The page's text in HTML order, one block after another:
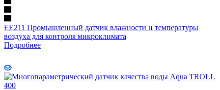
ЕЕ211 Промышленный датчик влажности и температуры
воздуха для контроля микроклимата
Подробнее